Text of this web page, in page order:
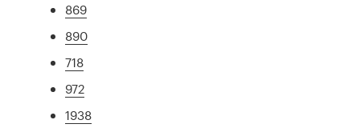
869
890
718
972
1938